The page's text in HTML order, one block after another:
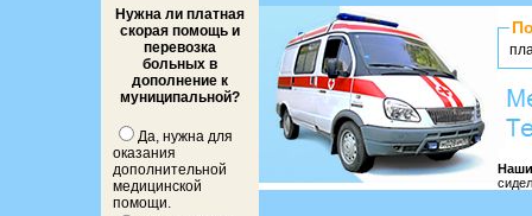
Нужна ли платная
скорая помощь и
перевозка
больных в
дополнение к
муниципальной?
Да, нужна для
оказания
дополнительной
медицинской
помощи.
Наши